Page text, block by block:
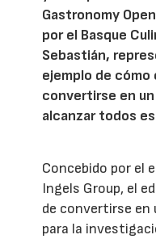
Gastronomy
por el Basque
Sebastián,
ejemplo de cómo
convertirse en
alcanzar todos
Concebido por el
Ingels Group, el
de convertirse
para la